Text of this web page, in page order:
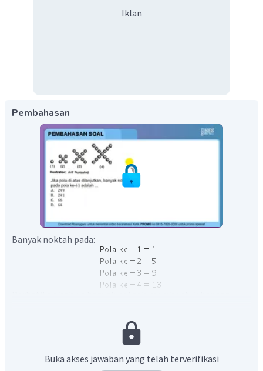
Iklan
Pembahasan
Banyak noktah pada:
banyak noktah pada pola ke-61 adalah:
Buka akses jawaban yang telah terverifikasi